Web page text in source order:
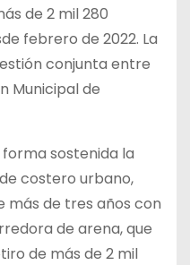
de 2 mil 280
febrero de 2022. La
conjunta entre
Municipal de
sostenida la
costero urbano,
más de tres años con
de arena, que
de más de 2 mil